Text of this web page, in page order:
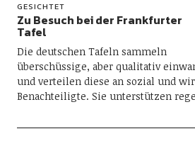
GESICHTET
Zu Besuch bei der Frankfurter
Tafel
Die deutschen Tafeln sammeln
überschüssige, aber qualitativ
und verteilen diese an sozial und
Benachteiligte. Sie unterstützen